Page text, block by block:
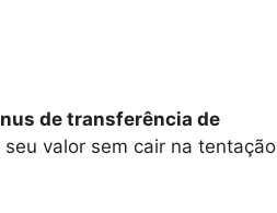
de transferência de
valor sem cair na tentação